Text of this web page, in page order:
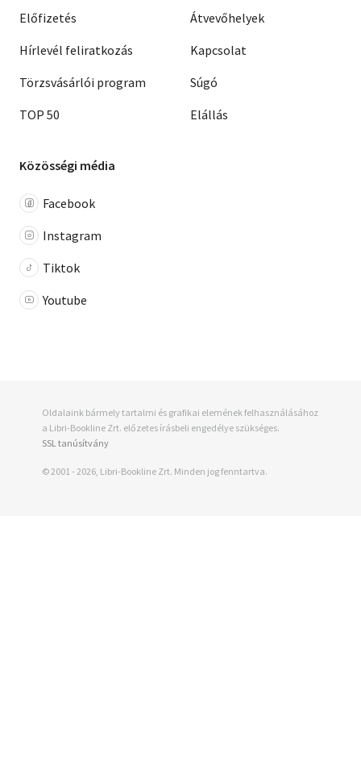
Előfizetés
Hírlevél feliratkozás
Törzsvásárlói program
TOP 50
Átvevőhelyek
Kapcsolat
Súgó
Elállás
Közösségi média
Facebook
Instagram
Tiktok
Youtube
Oldalaink bármely tartalmi és grafikai elemének felhasználásához
a Libri-Bookline Zrt. előzetes írásbeli engedélye szükséges.
SSL tanúsítvány
© 2001 - 2026, Libri-Bookline Zrt. Minden jog fenntartva.